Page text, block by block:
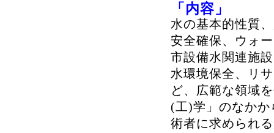
「内容」
水の基本的性質
安全確保、ウォ
市設備水関連施
水環境保全、リ
ど、広範な領域
(工)学」のなかか
術者に求められ